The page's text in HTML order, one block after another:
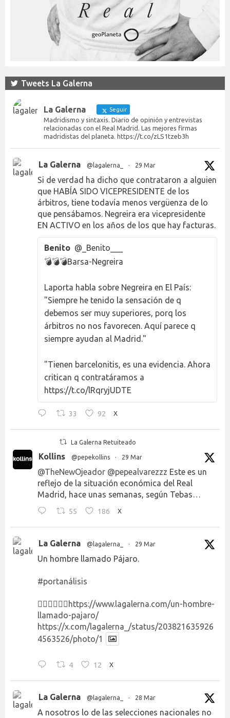
Tweets La Galerna
La Galerna Seguir
Madridismo y sintaxis. Diario de opinión y entrevistas
relacionadas con el Real Madrid. Las mejores firmas
madridistas del planeta. https://t.co/zLS1tzeb3h
La Galerna @lagalerna_ · 29 Mar
Si de verdad ha dicho que contrataron a alguien
que HABÍA SIDO VICEPRESIDENTE de los
árbitros, tiene todavía menos vergüenza de lo
que pensábamos. Negreira era vicepresidente
EN ACTIVO en los años de los que hay facturas.
Benito @_Benito___
💣💣💣Barsa-Negreira
Laporta habla sobre Negreira en El País:
"Siempre he tenido la sensación de q
debemos ser muy superiores, porq los
árbitros no nos favorecen. Aquí parece q
siempre ayudan al Madrid."
"Tienen barcelonitis, es una evidencia. Ahora
critican q contratáramos a
https://t.co/lRqryjUDTE
33 92 X
La Galerna Retuiteado
Kollins @pepekollins · 29 Mar
@TheNewOjeador @pepealvarezzz Este es un
reflejo de la situación económica del Real
Madrid, hace unas semanas, según Tebas…
55 186 X
La Galerna @lagalerna_ · 29 Mar
Un hombre llamado Pájaro.
#portanálisis
👉🏻👉🏻👉🏻 https://www.lagalerna.com/un-hombre-
llamado-pajaro/
https://x.com/lagalerna_/status/203821635926
4563526/photo/1
4 12 X
La Galerna @lagalerna_ · 28 Mar
A nosotros lo de las selecciones nacionales no